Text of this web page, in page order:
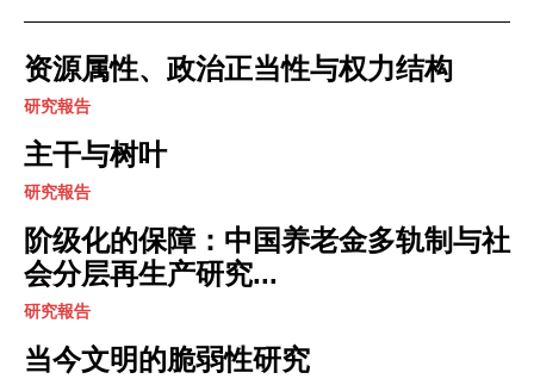
资源属性、政治正当性与权力结构
研究報告
主干与树叶
研究報告
阶级化的保障：中国养老金多轨制与社
会分层再生产研究...
研究報告
当今文明的脆弱性研究